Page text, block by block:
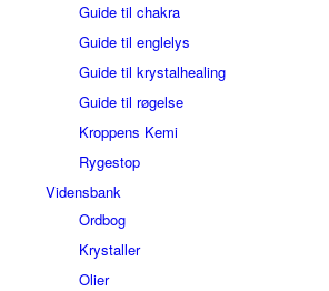
Guide til chakra
Guide til englelys
Guide til krystalhealing
Guide til røgelse
Kroppens Kemi
Rygestop
Vidensbank
Ordbog
Krystaller
Olier